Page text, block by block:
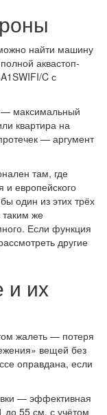
найти машину
аквастоп-
C с
— максимальный
квартира на
— аргумент
там, где
и европейского
один из этих трёх
же
Если функция
другие
и их
жалеть — потеря
вещей без
оправдана, если
— эффективная
до 55 см, с учётом